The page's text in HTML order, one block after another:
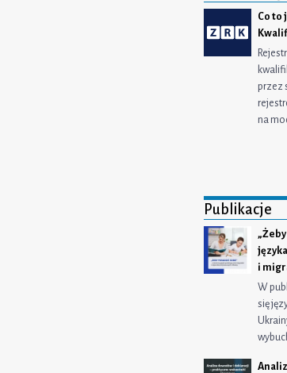
Co to
przez
na
Publikacje
i
W
się